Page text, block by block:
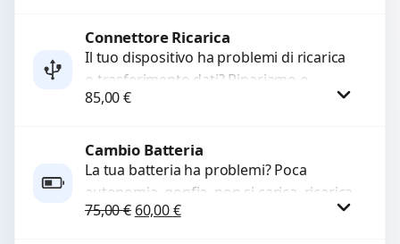
a...
Procedi
Connettore Ricarica
Il tuo dispositivo ha problemi di ricarica
o trasferimento dati? Ripariamo o
sostituiamo connettori di ricarica guasti,
85,00€
Procedi
Cambio Batteria
La tua batteria ha problemi? Poca
autonomia, gonfia, non si carica, ricarica
lenta o cicli di ricarica esauriti?
75,00€ Il prezzo originale era: 75,00 €.
60,00€Il prezzo attuale è: 60,00 €.